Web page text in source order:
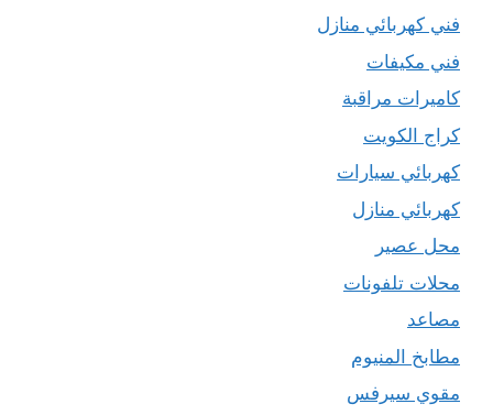
فني كهربائي منازل
فني مكيفات
كاميرات مراقبة
كراج الكويت
كهربائي سيارات
كهربائي منازل
محل عصير
محلات تلفونات
مصاعد
مطابخ المنيوم
مقوي سيرفس